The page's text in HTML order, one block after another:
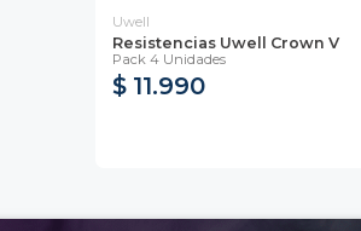
Uwell
Resistencias Uwell Crown V
Pack 4 Unidades
$ 11.990